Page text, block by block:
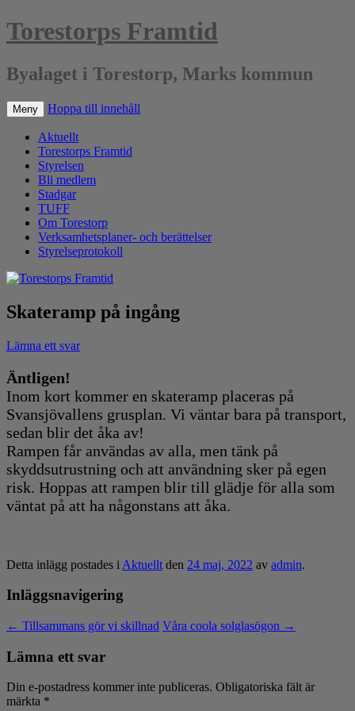
Torestorps Framtid
Byalaget i Torestorp, Marks kommun
Meny Hoppa till innehåll
Aktuellt
Torestorps Framtid
Styrelsen
Bli medlem
Stadgar
TUFF
Om Torestorp
Verksamhetsplaner- och berättelser
Styrelseprotokoll
Skateramp på ingång
Lämna ett svar
Äntligen!
Inom kort kommer en skateramp placeras på
Svansjövallens grusplan. Vi väntar bara på transport,
sedan blir det åka av!
Rampen får användas av alla, men tänk på
skyddsutrustning och att användning sker på egen
risk. Hoppas att rampen blir till glädje för alla som
väntat på att ha någonstans att åka.
Detta inlägg postades i Aktuellt den 24 maj, 2022 av admin.
Inläggsnavigering
← Tillsammans gör vi skillnad Våra coola solglasögon →
Lämna ett svar
Din e-postadress kommer inte publiceras. Obligatoriska fält är
märkta *